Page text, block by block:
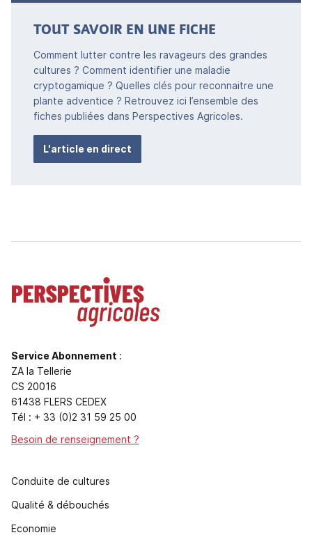
TOUT SAVOIR EN UNE FICHE
Comment lutter contre les ravageurs des grandes
cultures ? Comment identifier une maladie
cryptogamique ? Quelles clés pour reconnaitre une
plante adventice ? Retrouvez ici l’ensemble des
fiches publiées dans Perspectives Agricoles.
L'article en direct
Service Abonnement :
ZA la Tellerie
CS 20016
61438 FLERS CEDEX
Tél : + 33 (0)2 31 59 25 00
Besoin de renseignement ?
Conduite de cultures
Qualité & débouchés
Economie